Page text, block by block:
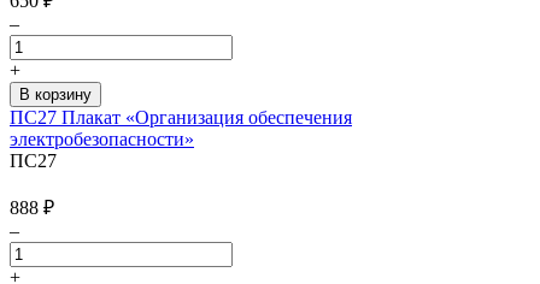
–
+
ПС27 Плакат «Организация обеспечения
электробезопасности»
ПС27
888 ₽
–
+